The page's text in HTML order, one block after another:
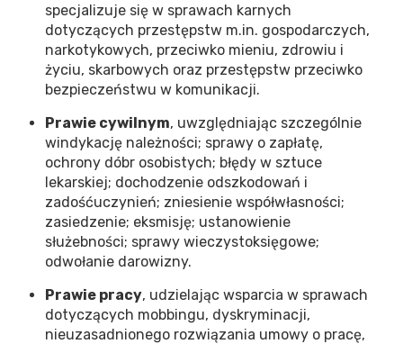
specjalizuje się w sprawach karnych
dotyczących przestępstw m.in. gospodarczych,
narkotykowych, przeciwko mieniu, zdrowiu i
życiu, skarbowych oraz przestępstw przeciwko
bezpieczeństwu w komunikacji.
Prawie cywilnym, uwzględniając szczególnie
windykację należności; sprawy o zapłatę,
ochrony dóbr osobistych; błędy w sztuce
lekarskiej; dochodzenie odszkodowań i
zadośćuczynień; zniesienie współwłasności;
zasiedzenie; eksmisję; ustanowienie
służebności; sprawy wieczystoksięgowe;
odwołanie darowizny.
Prawie pracy, udzielając wsparcia w sprawach
dotyczących mobbingu, dyskryminacji,
nieuzasadnionego rozwiązania umowy o pracę,